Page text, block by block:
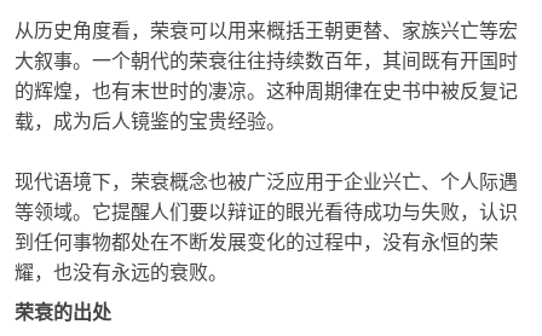
从历史角度看， 荣衰可以用来概括王朝更替、家族兴亡等宏
大叙事。一个朝代的荣衰往往持续数百年，其间既有开国时
的辉煌，也有末世时的凄凉。这种周期律在史书中被反复记
载，成为后人镜鉴的宝贵经验。
现代语境下， 荣衰概念也被广泛应用于企业兴亡、个人际遇
等领域。它提醒人们要以辩证的眼光看待成功与失败，认识
到任何事物都处在不断发展变化的过程中，没有永恒的荣
耀，也没有永远的衰败。
荣衰的出处